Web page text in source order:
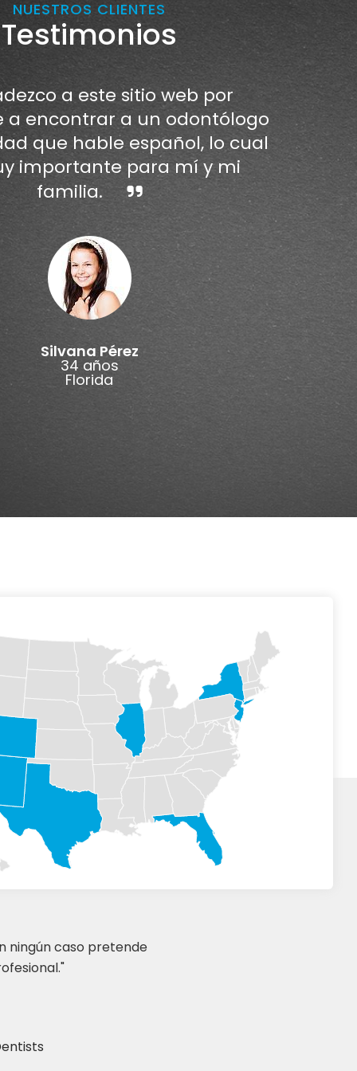
NUESTROS CLIENTES
Testimonios
a este sitio web por
a encontrar a un odontólogo
que hable español, lo cual
importante para mí y mi
familia.
Silvana Pérez
34 años
Florida
ningún caso pretende